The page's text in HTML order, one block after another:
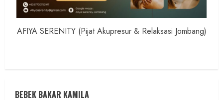
AFIYA SERENITY (Pijat Akupresur & Relaksasi Jombang)
BEBEK BAKAR KAMILA